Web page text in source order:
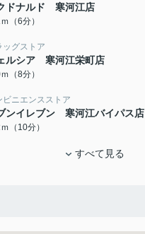
ドナルド 寒河江店
（6分）
ッグストア
ルシア 寒河江栄町店
（8分）
ビニエンスストア
ンイレブン 寒河江バイパス店
（10分）
すべて見る